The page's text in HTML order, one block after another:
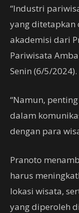
“Industri
yang ditetapkan
akademisi dari
Pariwisata
Senin (6/5/2024).
“Namun,
dalam
dengan para
Pranoto
harus
lokasi wisata,
yang diperoleh